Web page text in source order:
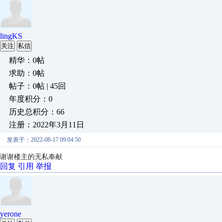
lingKS
关注 私信
精华：0帖
求助：0帖
帖子：0帖 | 45回
年度积分：0
历史总积分：66
注册：2022年3月11日
发表于：2022-08-17 09:04:50
谢谢楼主的无私奉献
回复 引用 举报
yerone